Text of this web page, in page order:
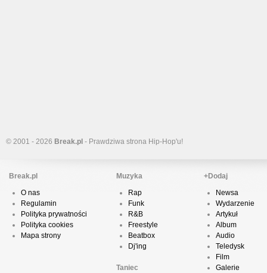
© 2001 - 2026 Break.pl - Prawdziwa strona Hip-Hop'u!
Break.pl
O nas
Regulamin
Polityka prywatności
Polityka cookies
Mapa strony
Muzyka
Rap
Funk
R&B
Freestyle
Beatbox
Dj'ing
Taniec
+Dodaj
Newsa
Wydarzenie
Artykuł
Album
Audio
Teledysk
Film
Galerie